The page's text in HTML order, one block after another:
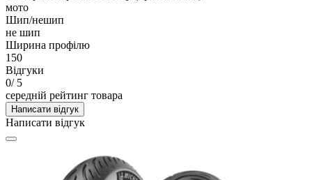
мото
Шип/нешип
не шип
Ширина профілю
150
Відгуки
0/ 5
середній рейтинг товара
Написати відгук
Написати відгук